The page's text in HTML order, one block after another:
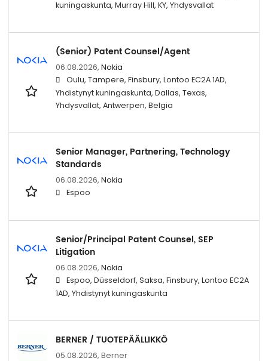
kuningaskunta, Murray Hill, KY, Yhdysvallat
(Senior) Patent Counsel/Agent
06.08.2026, Nokia
Oulu, Tampere, Finsbury, Lontoo EC2A 1AD,
Yhdistynyt kuningaskunta, Dallas, Texas,
Yhdysvallat, Antwerpen, Belgia
Senior Manager, Partnering, Technology
Standards
06.08.2026, Nokia
Espoo
Senior/Principal Patent Counsel, SEP
Litigation
06.08.2026, Nokia
Espoo, Düsseldorf, Saksa, Finsbury, Lontoo EC2A
1AD, Yhdistynyt kuningaskunta
BERNER / TUOTEPÄÄLLIKKÖ
05.08.2026, Berner